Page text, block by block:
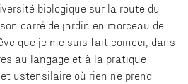
biologique sur la route du
carré de jardin en morceau de
que je me suis fait coincer, dans
au langage et à la pratique
ustensilaire où rien ne prend